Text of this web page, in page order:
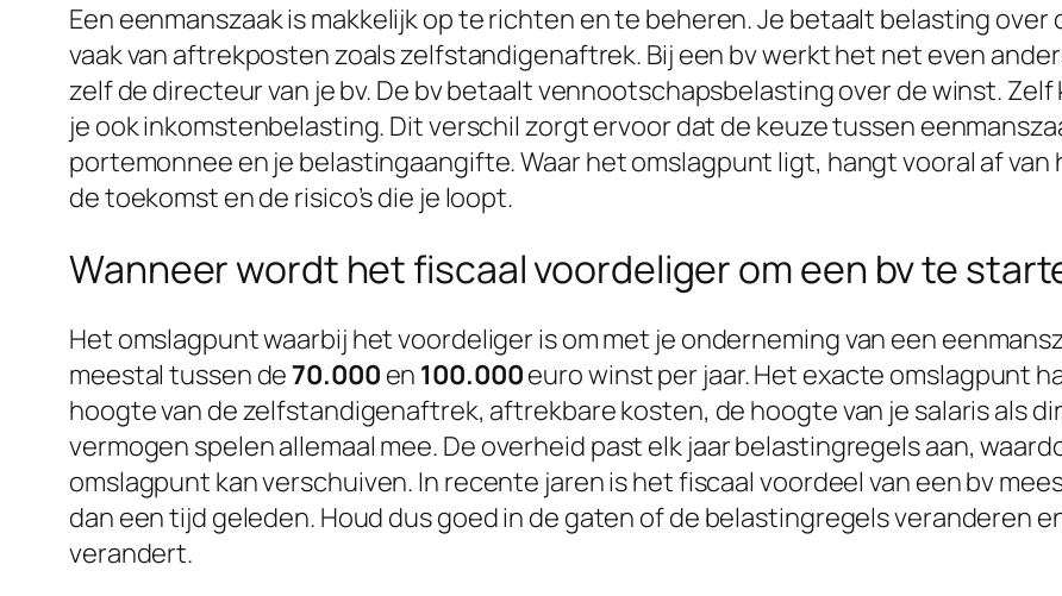
Een eenmanszaak is makkelijk op te richten en te beheren. Je betaalt belasting
vaak van aftrekposten zoals zelfstandigenaftrek. Bij een bv werkt het net even
zelf de directeur van je bv. De bv betaalt vennootschapsbelasting over de winst. Zelf
je ook inkomstenbelasting. Dit verschil zorgt ervoor dat de keuze tussen
portemonnee en je belastingaangifte. Waar het omslagpunt ligt, hangt vooral af
de toekomst en de risico’s die je loopt.
Wanneer wordt het fiscaal voordeliger om een bv te
Het omslagpunt waarbij het voordeliger is om met je onderneming van een
meestal tussen de70.000 en 100.000euro winst per jaar. Het exacte omslagpunt
hoogte van de zelfstandigenaftrek, aftrekbare kosten, de hoogte van je salaris als
vermogen spelen allemaal mee. De overheid past elk jaar belastingregels aan,
omslagpunt kan verschuiven. In recente jaren is het fiscaal voordeel van een bv
dan een tijd geleden. Houd dus goed in de gaten of de belastingregels veranderen
verandert.